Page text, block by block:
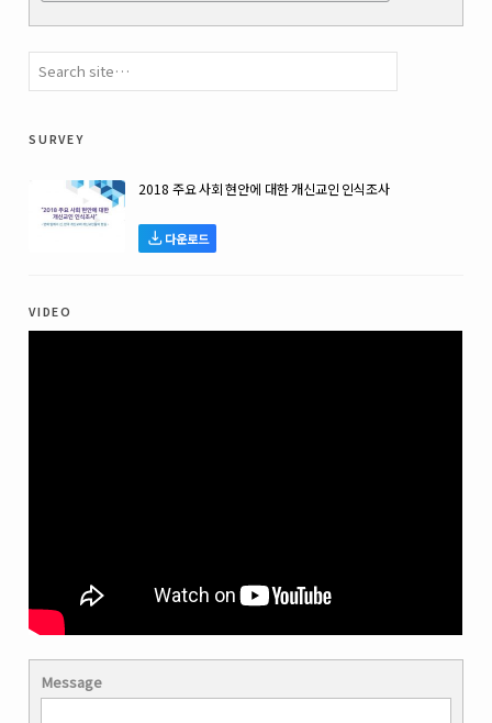
survey
2018 주요 사회 현안에 대한 개신교인 인식조사
다운로드
video
Message